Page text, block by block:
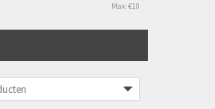
Max: €10